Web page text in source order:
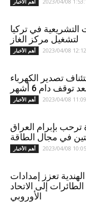
أهم الأخبار
التشريعية في تركيا
لتشغيل مركز الغاز
أهم الأخبار 2023/04/08
تصدير الكهرباء
توقف دام 6 أشهر
أهم الأخبار 2023/04/08
ترحب بإبرام العراق
في مجال الطاقة
أهم الأخبار 2023/04/08
تعزز إمدادات
إلى الاتحاد
الأوروبي